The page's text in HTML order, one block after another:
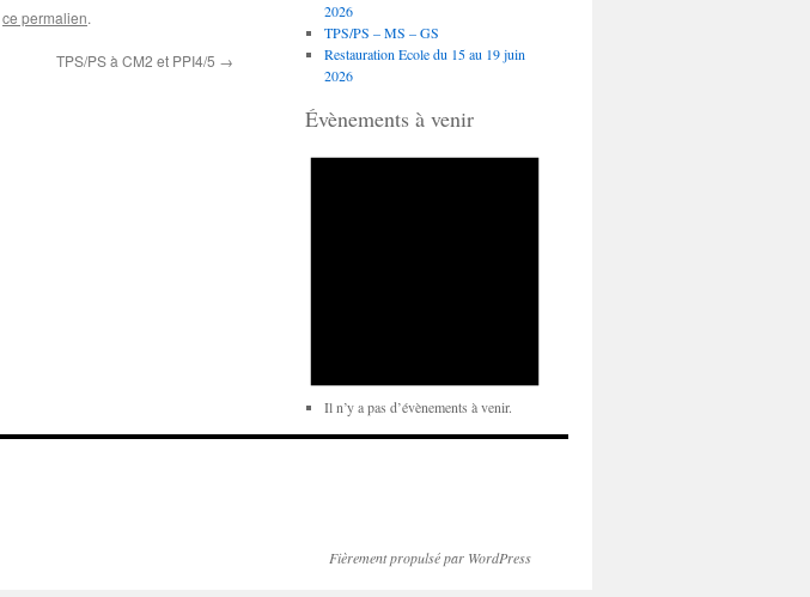
ce permalien.
TPS/PS à CM2 et PPI4/5 →
2026
TPS/PS – MS – GS
Restauration Ecole du 15 au 19 juin
2026
Évènements à venir
Il n’y a pas d’évènements à venir.
Fièrement propulsé par WordPress